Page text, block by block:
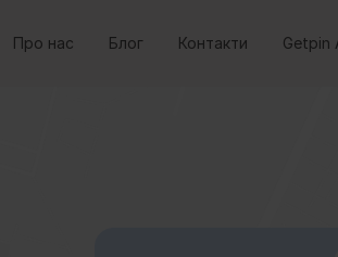
Про нас Блог Контакти Getpin